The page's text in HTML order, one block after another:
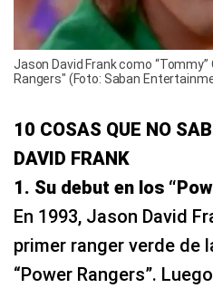
Jason David Frank como
Rangers" (Foto: Saban
10 COSAS QUE NO
DAVID FRANK
1. Su debut en los
En 1993, Jason David
primer ranger verde de
“Power Rangers”.